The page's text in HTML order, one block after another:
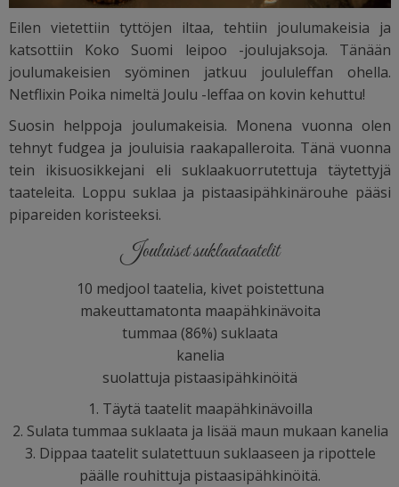
Eilen vietettiin tyttöjen iltaa, tehtiin joulumakeisia ja
katsottiin Koko Suomi leipoo -joulujaksoja. Tänään
joulumakeisien syöminen jatkuu joululeffan ohella.
Netflixin Poika nimeltä Joulu -leffaa on kovin kehuttu!
Suosin helppoja joulumakeisia. Monena vuonna olen
tehnyt fudgea ja jouluisia raakapalleroita. Tänä vuonna
tein ikisuosikkejani eli suklaakuorrutettuja täytettyjä
taateleita. Loppu suklaa ja pistaasipähkinärouhe pääsi
pipareiden koristeeksi.
Jouluiset suklaataatelit
10 medjool taatelia, kivet poistettuna
makeuttamatonta maapähkinävoita
tummaa (86%) suklaata
kanelia
suolattuja pistaasipähkinöitä
1. Täytä taatelit maapähkinävoilla
2. Sulata tummaa suklaata ja lisää maun mukaan kanelia
3. Dippaa taatelit sulatettuun suklaaseen ja ripottele
päälle rouhittuja pistaasipähkinöitä.